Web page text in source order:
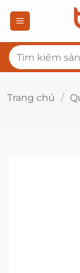
qua
dung
Tìm
kiếm:
Trang chủ /